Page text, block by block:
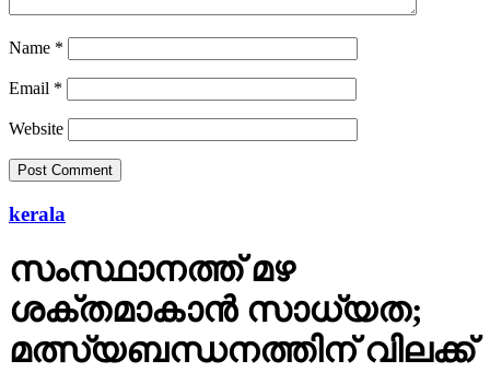
Name *
Email *
Website
kerala
സംസ്ഥാനത്ത് മഴ
ശക്തമാകാന്‍ സാധ്യത;
മത്സ്യബന്ധനത്തിന് വിലക്ക്